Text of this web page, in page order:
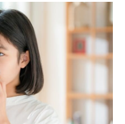
ーゲイナー診断
ンクリーニング
カーリース
リング